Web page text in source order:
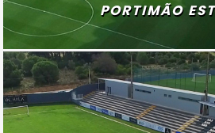
PORTIMÃO